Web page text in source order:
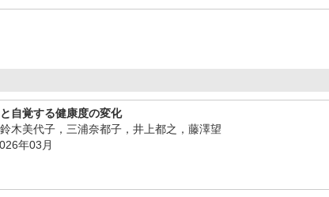
自覚する健康度の変化
木美代子，三浦奈都子，井上都之，藤澤望
年03月